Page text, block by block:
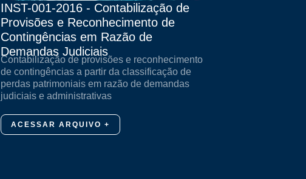
INST-001-2016 - Contabilização de
Provisões e Reconhecimento de
Contingências em Razão de
Demandas Judiciais
Contabilização de provisões e reconhecimento
de contingências a partir da classificação de
perdas patrimoniais em razão de demandas
judiciais e administrativas
ACESSAR ARQUIVO +